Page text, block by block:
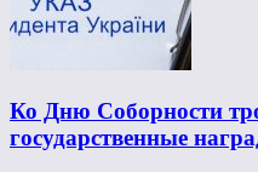
Ко Дню Соборности
государственные